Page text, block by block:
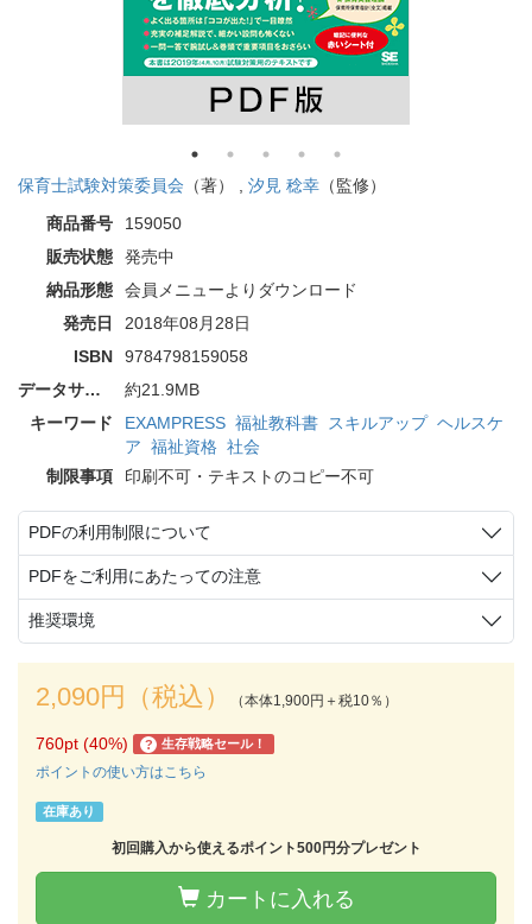
保育士試験対策委員会 （著） , 汐見 稔幸 （監修）
商品番号
159050
販売状態
発売中
納品形態
会員メニューよりダウンロード
発売日
2018年08月28日
ISBN
9784798159058
データサイズ
約21.9MB
キーワード
EXAMPRESS 福祉教科書 スキルアップ ヘルスケ
ア 福祉資格 社会
制限事項
印刷不可・テキストのコピー不可
PDFの利用制限について
PDFをご利用にあたっての注意
推奨環境
2,090円（税込） （本体1,900円＋税10％）
760pt (40%) ? 生存戦略セール！
ポイントの使い方はこちら
在庫あり
初回購入から使えるポイント500円分プレゼント
カートに入れる